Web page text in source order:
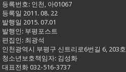
등록번호: 인천, 아01067
등록일 2011. 08. 22
발행일 2015. 07.01
발행인: 부평포스트
편집인: 최광석
인천광역시 부평구 신트리로6번길 6, 203호
청소년보호책임자: 김성화
대표전화 032-516-3737